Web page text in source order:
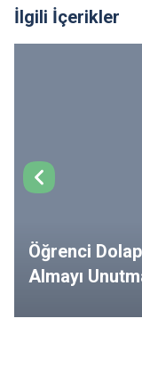
İlgili İçerikler
Öğrenci
Almayı